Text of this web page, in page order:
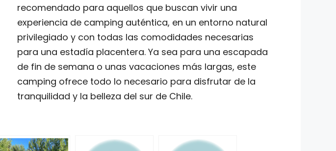
recomendado para aquellos que buscan vivir una
experiencia de camping auténtica, en un entorno natural
privilegiado y con todas las comodidades necesarias
para una estadía placentera. Ya sea para una escapada
de fin de semana o unas vacaciones más largas, este
camping ofrece todo lo necesario para disfrutar de la
tranquilidad y la belleza del sur de Chile.